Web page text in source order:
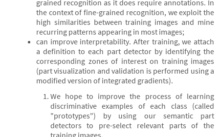
grained recognition as it does require annotations. In
the context of fine-grained recognition, we exploit the
high similarities between training images and mine
recurring patterns appearing in most images;
can improve interpretability. After training, we attach
a definition to each part detector by identifying the
corresponding zones of interest on training images
(part visualization and validation is performed using a
modified version of integrated gradients).
We hope to improve the process of learning
discriminative examples of each class (called
"prototypes") by using our semantic part
detectors to pre-select relevant parts of the
training images.